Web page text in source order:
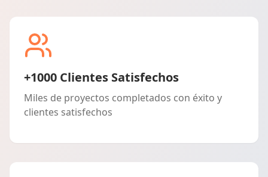
+1000 Clientes Satisfechos
Miles de proyectos completados con éxito y
clientes satisfechos